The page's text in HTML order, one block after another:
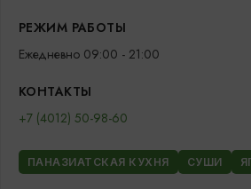
РЕЖИМ РАБОТЫ
Ежедневно 09:00 - 21:00
КОНТАКТЫ
+7 (4012) 50-98-60
ПАНАЗИАТСКАЯ КУХНЯ СУШИ